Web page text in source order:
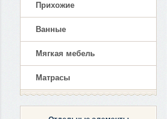
Прихожие
Ванные
Мягкая мебель
Матрасы